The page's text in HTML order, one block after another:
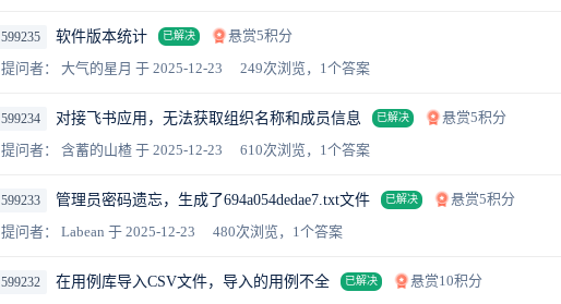
599235 软件版本统计 已解决
悬赏5积分
提问者： 大气的星月 于 2025-12-23 249次浏览，1个答案
599234 对接飞书应用，无法获取组织名称和成员信息 已解决
悬赏5积分
提问者： 含蓄的山楂 于 2025-12-23 610次浏览，1个答案
599233 管理员密码遗忘，生成了694a054dedae7.txt文件 已解决
悬赏5积分
提问者： Labean 于 2025-12-23 480次浏览，1个答案
599232 在用例库导入CSV文件，导入的用例不全 已解决
悬赏10积分